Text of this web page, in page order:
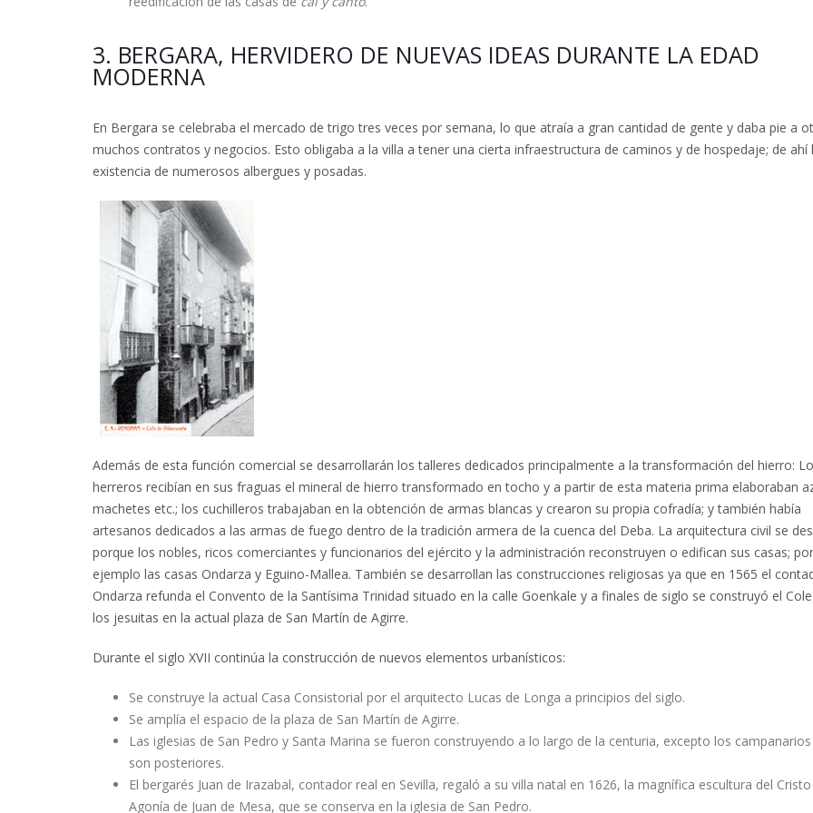
3. BERGARA, HERVIDERO DE NUEVAS IDEAS DURANTE LA EDAD
MODERNA
En Bergara se celebraba el mercado de trigo tres veces por semana, lo que atraía a gran cantidad de gente y daba pie a
muchos contratos y negocios. Esto obligaba a la villa a tener una cierta infraestructura de caminos y de hospedaje; de ahí
existencia de numerosos albergues y posadas.
Además de esta función comercial se desarrollarán los talleres dedicados principalmente a la transformación del hierro:
herreros recibían en sus fraguas el mineral de hierro transformado en tocho y a partir de esta materia prima elaboraban
machetes etc.; los cuchilleros trabajaban en la obtención de armas blancas y crearon su propia cofradía; y también había
artesanos dedicados a las armas de fuego dentro de la tradición armera de la cuenca del Deba. La arquitectura civil se
porque los nobles, ricos comerciantes y funcionarios del ejército y la administración reconstruyen o edifican sus casas; por
ejemplo las casas Ondarza y Eguino-Mallea. También se desarrollan las construcciones religiosas ya que en 1565 el
Ondarza refunda el Convento de la Santísima Trinidad situado en la calle Goenkale y a finales de siglo se construyó el
los jesuitas en la actual plaza de San Martín de Agirre.
Durante el siglo XVII continúa la construcción de nuevos elementos urbanísticos:
Se construye la actual Casa Consistorial por el arquitecto Lucas de Longa a principios del siglo.
Se amplía el espacio de la plaza de San Martín de Agirre.
Las iglesias de San Pedro y Santa Marina se fueron construyendo a lo largo de la centuria, excepto los
son posteriores.
El bergarés Juan de Irazabal, contador real en Sevilla, regaló a su villa natal en 1626, la magnífica escultura del
Agonía de Juan de Mesa, que se conserva en la iglesia de San Pedro.